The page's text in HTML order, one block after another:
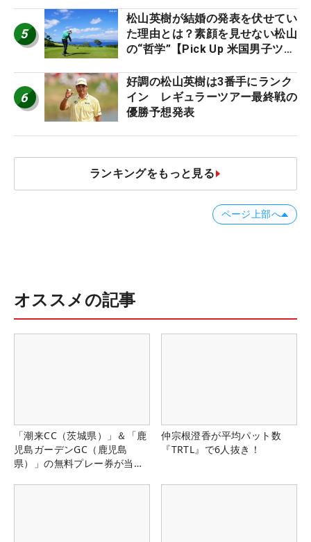
5
松山英樹が結婚の発表を伏せてい
た理由とは？素顔を見せない松山
の“哲学”【Pick Up 米国男子ツア
6
好調の松山英樹は3番手にランク
イン レギュラーツアー最終戦の
優勝予想発表
ランキングをもっと見る
ページ上部へ
オススメの記事
「潮来CC（茨城県）」＆「鹿
児島ガーデンGC（鹿児島
県）」の無料プレー券が当た
仲宗根澄香が平均パット数
『TRTL』で6人抜き！